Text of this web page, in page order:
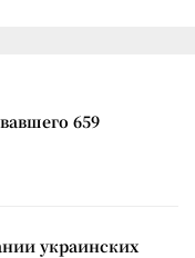
659
украинских